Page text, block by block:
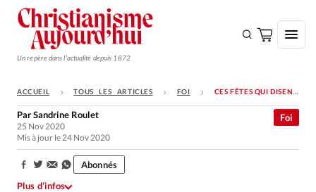
Un repère dans l'actualité depuis 1872
S'ABONNER
Monde
Opinions
ACCUEIL TOUS LES ARTICLES FOI CES FÊTES QUI DISENT «MERCI», COMMENT S’EN INSPIRER ?
Foi
ParSandrine Roulet
25 Nov 2020
Mis à jour le 24 Nov 2020
Partager:
Abonnés
Plus d’infos